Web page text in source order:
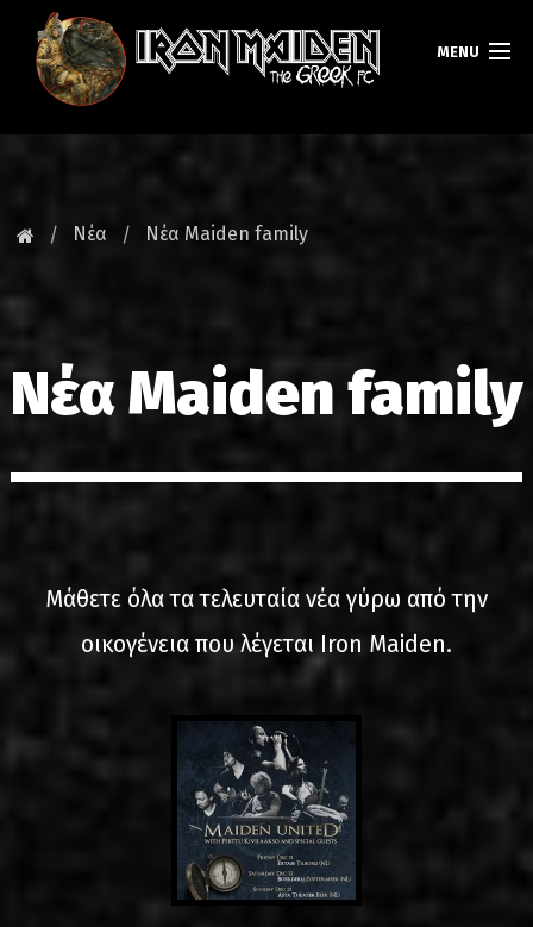
MENU
TOURS
GR
Νέα Νέα Maiden family
Νέα Maiden family
Μάθετε όλα τα τελευταία νέα γύρω από την
οικογένεια που λέγεται Iron Maiden.